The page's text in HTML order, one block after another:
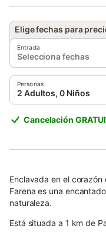
Elige fechas para
Entrada
Selecciona fechas
Personas
2 Adultos, 0 Niños
Cancelación
Enclavada en el
Farena es una
naturaleza.
Está situada a 1 km de